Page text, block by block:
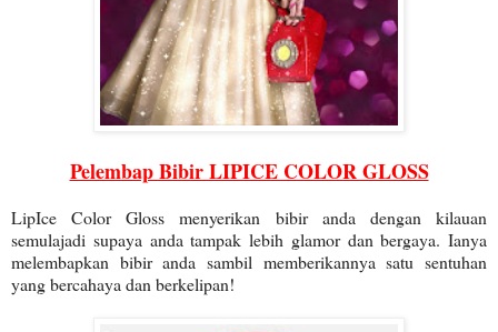
Pelembap Bibir LIPICE COLOR GLOSS
LipIce Color Gloss menyerikan bibir anda dengan kilauan
semulajadi supaya anda tampak lebih glamor dan bergaya. Ianya
melembapkan bibir anda sambil memberikannya satu sentuhan
yang bercahaya dan berkelipan!